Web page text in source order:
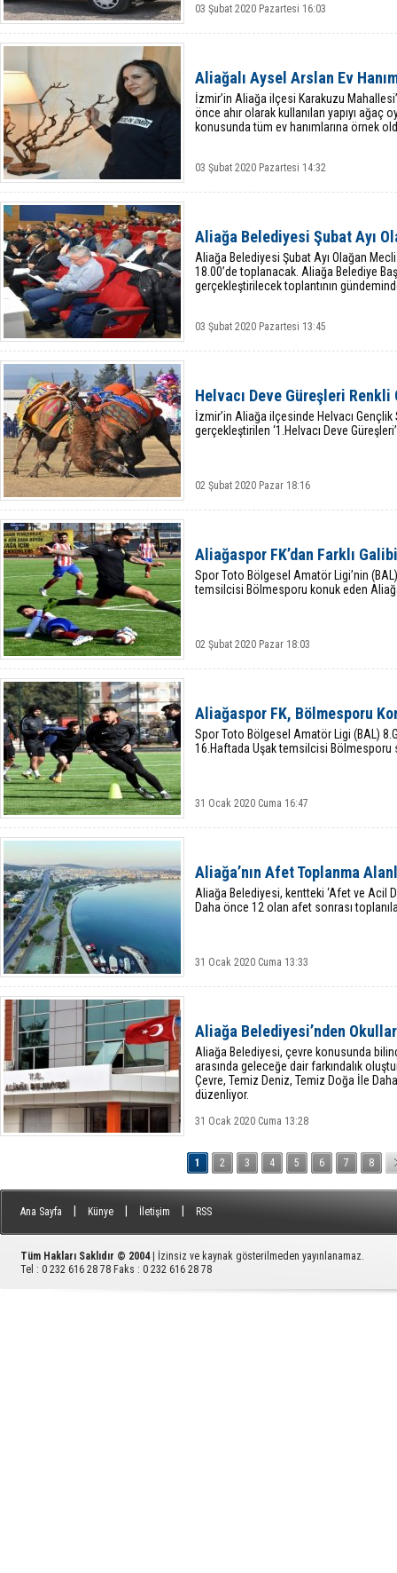
03 Şubat 2020 Pazartesi 16:03
Aliağalı Aysel Arslan Ev
İzmir’in Aliağa ilçesi Karakuzu
önce ahır olarak kullanılan yapıyı
konusunda tüm ev hanımlarına örnek
03 Şubat 2020 Pazartesi 14:32
Aliağa Belediyesi Şubat Ayı
Aliağa Belediyesi Şubat Ayı Olağan
18.00’de toplanacak. Aliağa Belediye
gerçekleştirilecek toplantının
03 Şubat 2020 Pazartesi 13:45
Helvacı Deve Güreşleri
İzmir’in Aliağa ilçesinde Helvacı
gerçekleştirilen ‘1.Helvacı Deve
02 Şubat 2020 Pazar 18:16
Aliağaspor FK’dan Farklı
Spor Toto Bölgesel Amatör Ligi’nin
temsilcisi Bölmesporu konuk eden
02 Şubat 2020 Pazar 18:03
Aliağaspor FK, Bölmesporu
Spor Toto Bölgesel Amatör Ligi (BAL)
16.Haftada Uşak temsilcisi Bölmesporu
31 Ocak 2020 Cuma 16:47
Aliağa’nın Afet Toplanma
Aliağa Belediyesi, kentteki ‘Afet ve Acil
Daha önce 12 olan afet sonrası
31 Ocak 2020 Cuma 13:33
Aliağa Belediyesi’nden Okullar
Aliağa Belediyesi, çevre konusunda
arasında geleceğe dair farkındalık
Çevre, Temiz Deniz, Temiz Doğa İle
düzenliyor.
31 Ocak 2020 Cuma 13:28
1 2 3 4 5 6 7 8
Ana Sayfa Künye İletişim RSS
Tüm Hakları Saklıdır © 2004
| İzinsiz ve kaynak gösterilmeden yayınlanamaz.
Tel : 0 232 616 28 78 Faks : 0 232 616 28 78